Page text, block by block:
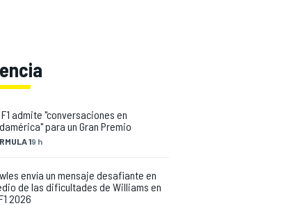
19 h
admite "conversaciones en
para un Gran Premio
envía un mensaje desafiante en
de las dificultades de Williams en
2026